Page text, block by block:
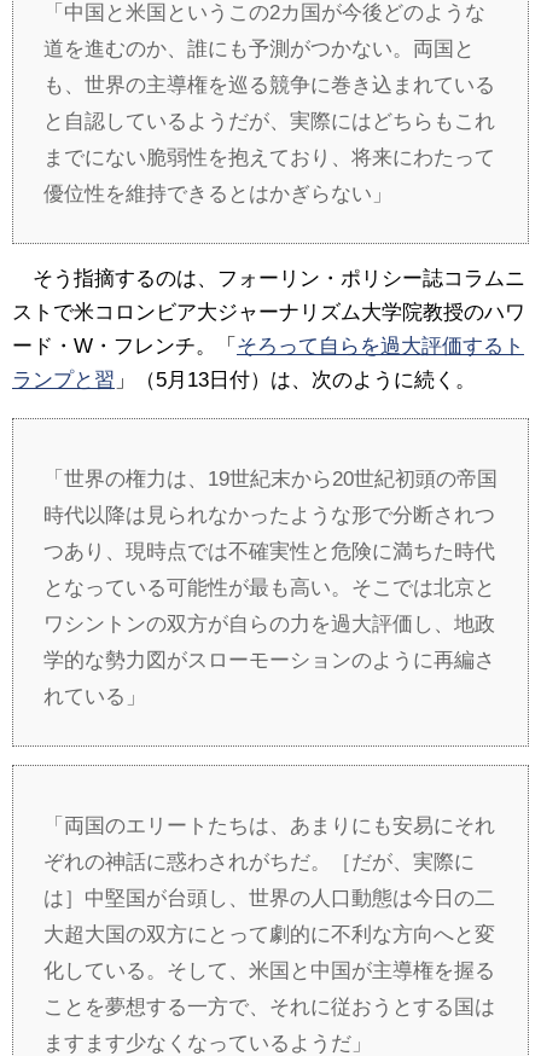
「中国と米国というこの2カ国が今後どのような
道を進むのか、誰にも予測がつかない。両国と
も、世界の主導権を巡る競争に巻き込まれている
と自認しているようだが、実際にはどちらもこれ
までにない脆弱性を抱えており、将来にわたって
優位性を維持できるとはかぎらない」
そう指摘するのは、フォーリン・ポリシー誌コラムニ
ストで米コロンビア大ジャーナリズム大学院教授のハワ
ード・W・フレンチ。「 そろって自らを過大評価するト
ランプと習 」（5月13日付）は、次のように続く。
「世界の権力は、19世紀末から20世紀初頭の帝国
時代以降は見られなかったような形で分断されつ
つあり、現時点では不確実性と危険に満ちた時代
となっている可能性が最も高い。そこでは北京と
ワシントンの双方が自らの力を過大評価し、地政
学的な勢力図がスローモーションのように再編さ
れている」
「両国のエリートたちは、あまりにも安易にそれ
ぞれの神話に惑わされがちだ。［だが、実際に
は］中堅国が台頭し、世界の人口動態は今日の二
大超大国の双方にとって劇的に不利な方向へと変
化している。そして、米国と中国が主導権を握る
ことを夢想する一方で、それに従おうとする国は
ますます少なくなっているようだ」